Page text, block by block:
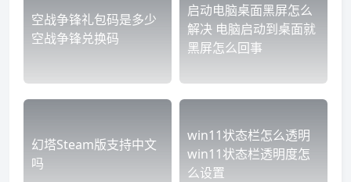
空战争锋礼包码是多少
空战争锋兑换码
启动电脑桌面黑屏怎么
解决 电脑启动到桌面就
黑屏怎么回事
幻塔Steam版支持中文
吗
win11状态栏怎么透明
win11状态栏透明度怎
么设置